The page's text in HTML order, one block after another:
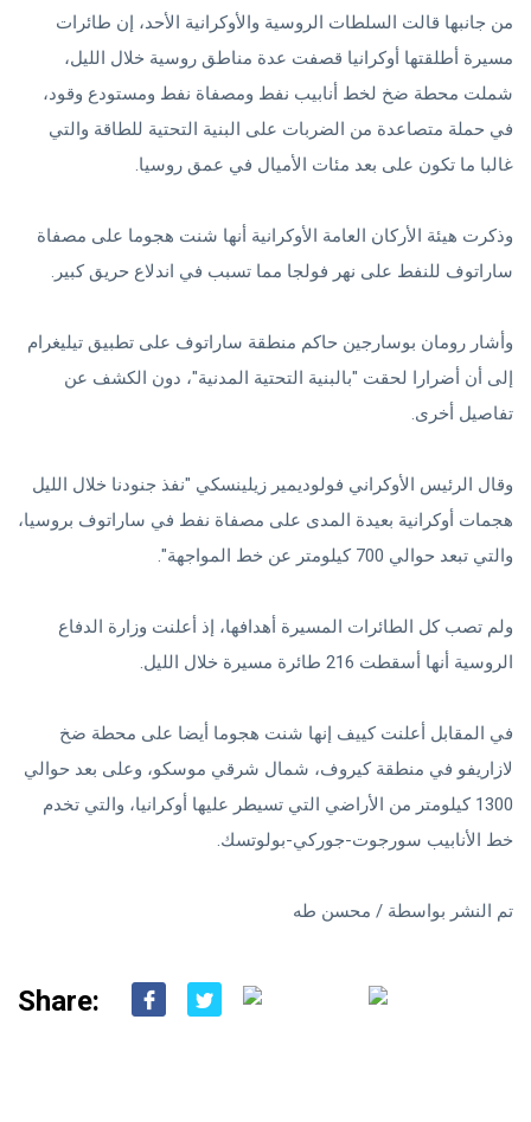
من جانبها قالت السلطات الروسية والأوكرانية الأحد، إن طائرات
مسيرة أطلقتها ​أوكرانيا قصفت عدة مناطق روسية خلال الليل،
شملت محطة ضخ لخط أنابيب نفط ومصفاة نفط ومستودع وقود، ​
في حملة متصاعدة من الضربات على ⁠البنية التحتية للطاقة والتي
غالبا ما تكون على بعد مئات الأميال في عمق روسيا.
وذكرت هيئة الأركان العامة الأوكرانية أنها شنت هجوما على مصفاة
ساراتوف للنفط على نهر فولجا مما تسبب في اندلاع حريق كبير.
وأشار رومان بوسارجين حاكم منطقة ساراتوف على تطبيق تيليغرام
إلى أن أضرارا ​لحقت "بالبنية التحتية المدنية"، دون الكشف عن
تفاصيل أخرى.
وقال الرئيس الأوكراني فولوديمير زيلينسكي "نفذ جنودنا خلال الليل
هجمات أوكرانية بعيدة المدى على ‌مصفاة نفط في ساراتوف بروسيا،
والتي تبعد حوالي 700 كيلومتر عن خط المواجهة".
ولم تصب كل الطائرات المسيرة أهدافها، إذ أعلنت وزارة الدفاع
الروسية ‌أنها أسقطت 216 طائرة ‌مسيرة خلال الليل.
في المقابل أعلنت كييف إنها شنت هجوما أيضا على محطة ضخ
لازاريفو في منطقة كيروف، شمال شرقي موسكو، وعلى بعد حوالي
1300 كيلومتر من الأراضي التي تسيطر عليها أوكرانيا، والتي تخدم
خط الأنابيب سورجوت-جوركي-بولوتسك.
تم النشر بواسطة / محسن طه
Share: